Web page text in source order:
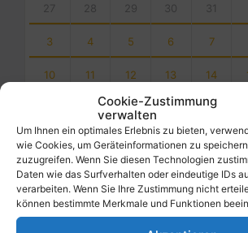
Cookie-Zustimmung
verwalten
Um Ihnen ein optimales Erlebnis zu bieten,
wie Cookies, um Geräteinformationen zu
zuzugreifen. Wenn Sie diesen Technologien
Daten wie das Surfverhalten oder eindeutige IDs
verarbeiten. Wenn Sie Ihre Zustimmung nicht
können bestimmte Merkmale und Funktionen
calendar
days
27 28 29 30 31
3 4 5 6 7
10 11 12 13 14
19 20 21
24 25 26 27 28
31 1 2 3 4
Back
to